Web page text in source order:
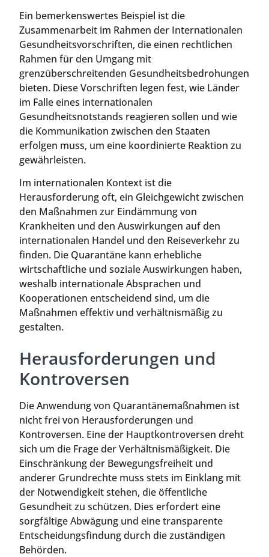
Ein bemerkenswertes Beispiel ist die
Zusammenarbeit im Rahmen der Internationalen
Gesundheitsvorschriften, die einen rechtlichen
Rahmen für den Umgang mit
grenzüberschreitenden Gesundheitsbedrohungen
bieten. Diese Vorschriften legen fest, wie Länder
im Falle eines internationalen
Gesundheitsnotstands reagieren sollen und wie
die Kommunikation zwischen den Staaten
erfolgen muss, um eine koordinierte Reaktion zu
gewährleisten.
Im internationalen Kontext ist die
Herausforderung oft, ein Gleichgewicht zwischen
den Maßnahmen zur Eindämmung von
Krankheiten und den Auswirkungen auf den
internationalen Handel und den Reiseverkehr zu
finden. Die Quarantäne kann erhebliche
wirtschaftliche und soziale Auswirkungen haben,
weshalb internationale Absprachen und
Kooperationen entscheidend sind, um die
Maßnahmen effektiv und verhältnismäßig zu
gestalten.
Herausforderungen und
Kontroversen
Die Anwendung von Quarantänemaßnahmen ist
nicht frei von Herausforderungen und
Kontroversen. Eine der Hauptkontroversen dreht
sich um die Frage der Verhältnismäßigkeit. Die
Einschränkung der Bewegungsfreiheit und
anderer Grundrechte muss stets im Einklang mit
der Notwendigkeit stehen, die öffentliche
Gesundheit zu schützen. Dies erfordert eine
sorgfältige Abwägung und eine transparente
Entscheidungsfindung durch die zuständigen
Behörden.